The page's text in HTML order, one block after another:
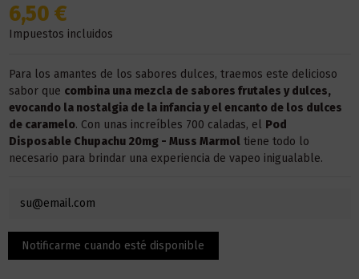
6,50 €
Impuestos incluidos
Para los amantes de los sabores dulces, traemos este delicioso
sabor que combina una mezcla de sabores frutales y dulces,
evocando la nostalgia de la infancia y el encanto de los dulces
de caramelo. Con unas increíbles 700 caladas, el Pod
Disposable Chupachu 20mg - Muss Marmoltiene todo lo
necesario para brindar una experiencia de vapeo inigualable.